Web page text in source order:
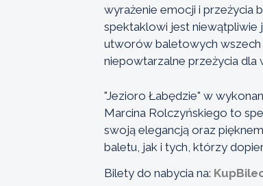
wyrażenie emocji i przeżycia
spektaklowi jest niewątpliwie
utworów baletowych wszech
niepowtarzalne przeżycia dla
"Jezioro Łabędzie" w
Marcina Rolczyńskiego to
swoją elegancją oraz
baletu, jak i tych, którzy
Bilety do nabycia na: